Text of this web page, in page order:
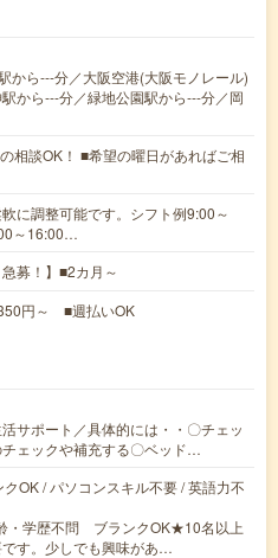
から---分／大阪空港(大阪モノレール)
から---分／緑地公園駅から---分／岡
相談OK！ ■希望の曜日があればご相
に調整可能です。シフト例9:00～
～16:00…
募！】■2カ月～
円～ ■週払いOK
サポート／具体的には・・〇チェッ
ェックや補充する〇ベッド…
OK / パソコンスキル不要 / 英語力不
・学歴不問 ブランクOK★10名以上
す。少しでも興味があ…